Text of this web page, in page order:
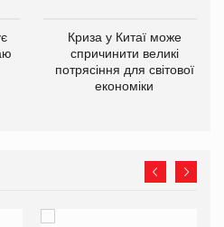
Криза у Китаї може
спричинити великі
потрясіння для світової
економіки